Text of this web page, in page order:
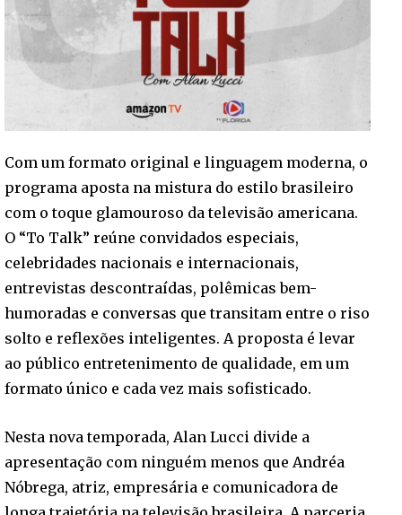
Com um formato original e linguagem moderna, o
programa aposta na mistura do estilo brasileiro
com o toque glamouroso da televisão americana.
O “To Talk” reúne convidados especiais,
celebridades nacionais e internacionais,
entrevistas descontraídas, polêmicas bem-
humoradas e conversas que transitam entre o riso
solto e reflexões inteligentes. A proposta é levar
ao público entretenimento de qualidade, em um
formato único e cada vez mais sofisticado.
Nesta nova temporada, Alan Lucci divide a
apresentação com ninguém menos que Andréa
Nóbrega, atriz, empresária e comunicadora de